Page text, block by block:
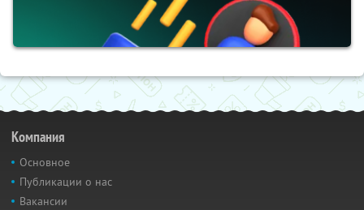
Компания
Основное
Публикации о нас
Вакансии